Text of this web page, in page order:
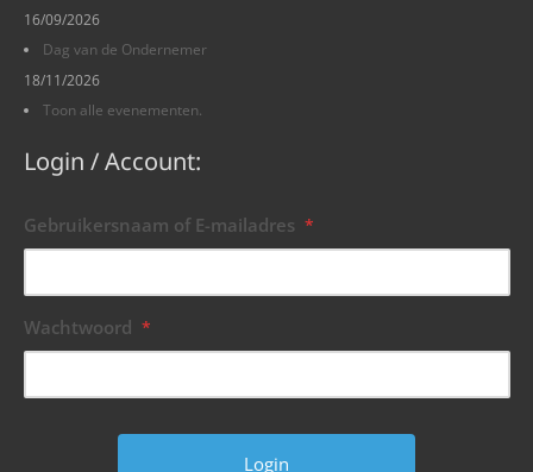
16/09/2026
Dag van de Ondernemer
18/11/2026
Toon alle evenementen.
Login / Account:
Gebruikersnaam of E-mailadres *
Wachtwoord *